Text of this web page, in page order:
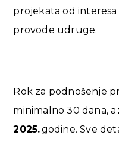
projekata od
provode udruge.
Rok za podnošenje
minimalno 30 dana, a
2025.godine. Sve